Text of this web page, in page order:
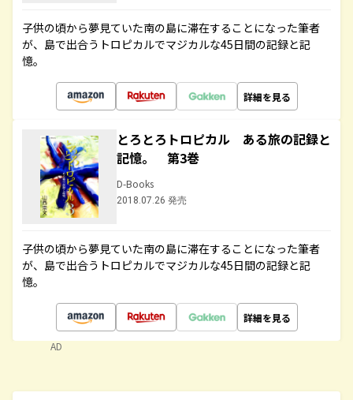
子供の頃から夢見ていた南の島に滞在することになった筆者
が、島で出合うトロピカルでマジカルな45日間の記録と記
憶。
詳細を見る
とろとろトロピカル ある旅の記録と
記憶。 第3巻
D-Books
2018.07.26 発売
子供の頃から夢見ていた南の島に滞在することになった筆者
が、島で出合うトロピカルでマジカルな45日間の記録と記
憶。
詳細を見る
AD